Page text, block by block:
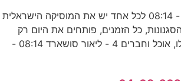
בוקר ישראלי 06:00 - 08:14 לכל אחד יש את המוסיקה הישראלית
כל הזמנים, פותחים את היום רק
בכחול לבן. ש.ח. פבלו, אוכל וחברים 4 - ליאור סושארד 08:14 -